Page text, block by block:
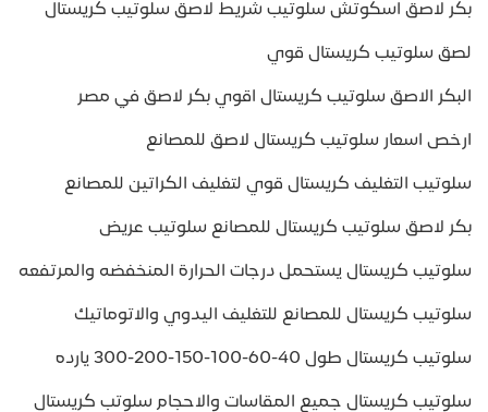
بكر لاصق اسكوتش سلوتيب شريط لاصق سلوتيب كريستال
لصق سلوتيب كريستال قوي
البكر الاصق سلوتيب كريستال اقوي بكر لاصق في مصر
ارخص اسعار سلوتيب كريستال لاصق للمصانع
سلوتيب التغليف كريستال قوي لتغليف الكراتين للمصانع
بكر لاصق سلوتيب كريستال للمصانع سلوتيب عريض
سلوتيب كريستال يستحمل درجات الحرارة المنخفضه والمرتفعه
سلوتيب كريستال للمصانع للتغليف اليدوي والاتوماتيك
سلوتيب كريستال طول 40-60-100-150-200-300 يارده
سلوتيب كريستال جميع المقاسات والاحجام سلوتب كريستال